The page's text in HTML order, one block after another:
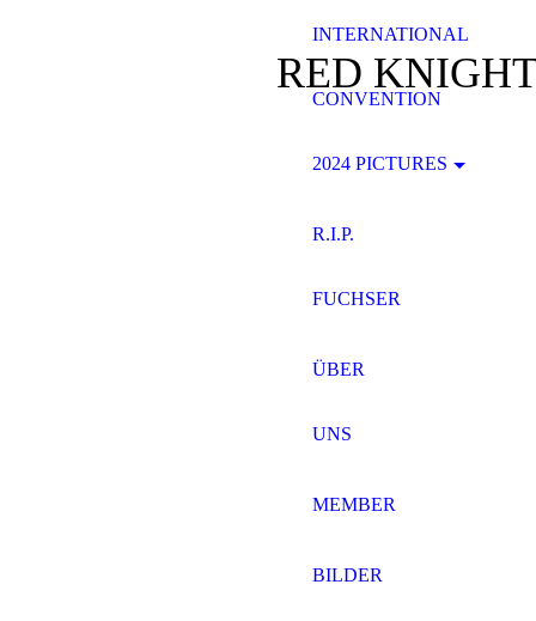
INTERNATIONAL
CONVENTION
2024 PICTURES
R.I.P.
FUCHSER
ÜBER
UNS
MEMBER
BILDER
RED